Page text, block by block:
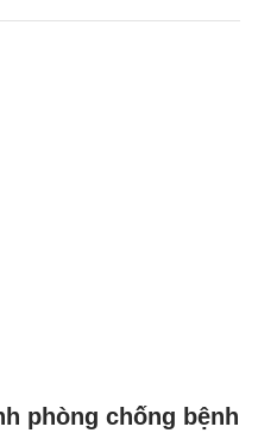
phòng chống bệnh